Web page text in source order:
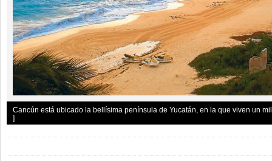
Cancún está ubicado la bellísima península de Yucatán, en la que viven un
]